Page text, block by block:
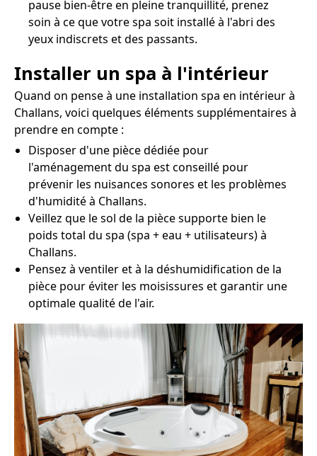
pause bien-être en pleine tranquillité, prenez
soin à ce que votre spa soit installé à l'abri des
yeux indiscrets et des passants.
Installer un spa à l'intérieur
Quand on pense à une installation spa en intérieur à
Challans, voici quelques éléments supplémentaires à
prendre en compte :
Disposer d'une pièce dédiée pour
l'aménagement du spa est conseillé pour
prévenir les nuisances sonores et les problèmes
d'humidité à Challans.
Veillez que le sol de la pièce supporte bien le
poids total du spa (spa + eau + utilisateurs) à
Challans.
Pensez à ventiler et à la déshumidification de la
pièce pour éviter les moisissures et garantir une
optimale qualité de l'air.